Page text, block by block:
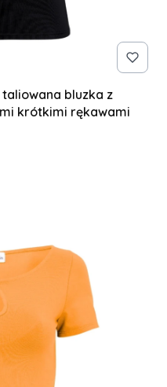
taliowana bluzka z
krótkimi rękawami